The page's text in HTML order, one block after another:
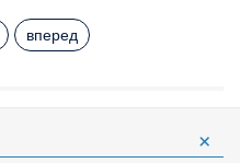
вперед